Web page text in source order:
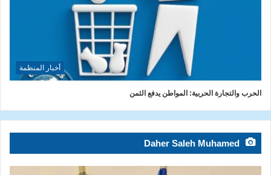
أخبار المنظمة
الحرب والتجارة الحربية: المواطن يدفع الثمن
Daher Saleh Muhamed